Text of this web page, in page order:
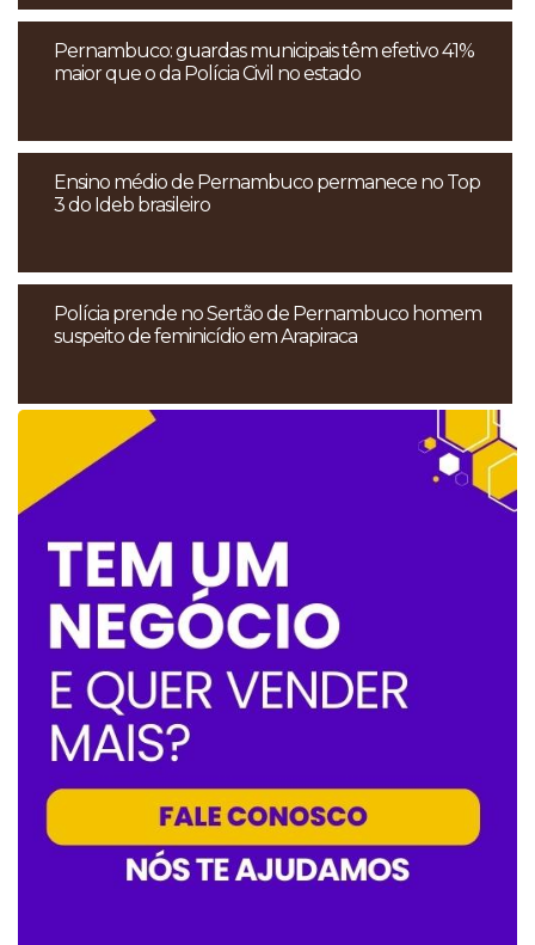
Pernambuco: guardas municipais têm efetivo 41%
maior que o da Polícia Civil no estado
Ensino médio de Pernambuco permanece no Top
3 do Ideb brasileiro
Polícia prende no Sertão de Pernambuco homem
suspeito de feminicídio em Arapiraca